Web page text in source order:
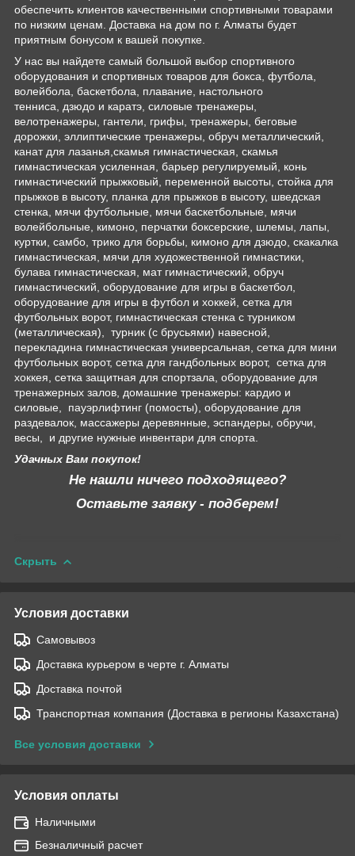
обеспечить клиентов качественными спортивными товарами
по низким ценам. Доставка на дом по г. Алматы будет
приятным бонусом к вашей покупке.
У нас вы найдете самый большой выбор спортивного
оборудования и спортивных товаров для бокса, футбола,
волейбола, баскетбола, плавание, настольного
тенниса, дзюдо и каратэ, силовые тренажеры,
велотренажеры, гантели, грифы, тренажеры, беговые
дорожки, эллиптические тренажеры, обруч металлический,
канат для лазанья,скамья гимнастическая, скамья
гимнастическая усиленная, барьер регулируемый, конь
гимнастический прыжковый, переменной высоты, стойка для
прыжков в высоту, планка для прыжков в высоту, шведская
стенка, мячи футбольные, мячи баскетбольные, мячи
волейбольные, кимоно, перчатки боксерские, шлемы, лапы,
куртки, самбо, трико для борьбы, кимоно для дзюдо, скакалка
гимнастическая, мячи для художественной гимнастики,
булава гимнастическая, мат гимнастический, обруч
гимнастический, оборудование для игры в баскетбол,
оборудование для игры в футбол и хоккей, сетка для
футбольных ворот, гимнастическая стенка с турником
(металлическая), турник (с брусьями) навесной,
перекладина гимнастическая универсальная, сетка для мини
футбольных ворот, сетка для гандбольных ворот, сетка для
хоккея, сетка защитная для спортзала, оборудование для
тренажерных залов, домашние тренажеры: кардио и
силовые, пауэрлифтинг (помосты), оборудование для
раздевалок, массажеры деревянные, эспандеры, обручи,
весы, и другие нужные инвентари для спорта.
Удачных Вам покупок!
Не нашли ничего подходящего?
Оставьте заявку - подберем!
Скрыть
Условия доставки
Самовывоз
Доставка курьером в черте г. Алматы
Доставка почтой
Транспортная компания (Доставка в регионы Казахстана)
Все условия доставки
Условия оплаты
Наличными
Безналичный расчет